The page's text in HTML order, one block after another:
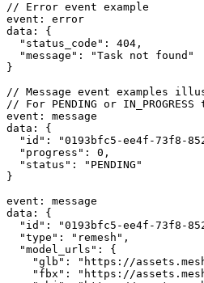
// Error event example
event :
error
data :
{
"status_code" : 404 ,
"message" :
"Task not found"
}
// Message event examples
// For PENDING or
event :
message
data :
{
"id" : "0193bfc5-ee4f-73f8-
"progress" : 0 ,
"status" :
"PENDING"
}
event :
message
data :
{
"id" : "0193bfc5-ee4f-73f8-
"type" : "remesh" ,
"model_urls" : {
"glb" :
"https://
"fbx" :
"https://